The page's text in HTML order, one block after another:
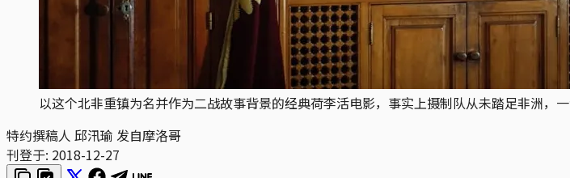
以这个北非重镇为名并作为二战故事背景的经典荷李活电影，事实上摄制队从未踏足非洲，
特约撰稿人 邱汛瑜 发自摩洛哥
刊登于: 2018-12-27